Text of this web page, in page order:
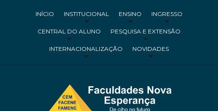
INÍCIO INSTITUCIONAL ENSINO INGRESSO
CENTRAL DO ALUNO PESQUISA E EXTENSÃO
INTERNACIONALIZAÇÃO NOVIDADES